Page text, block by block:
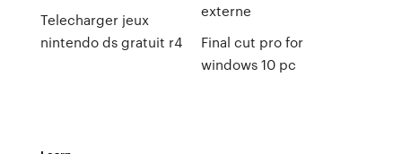
Telecharger jeux
nintendo ds gratuit r4
externe
Final cut pro for
windows 10 pc